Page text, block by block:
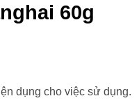
60g
dụng cho việc sử dụng.